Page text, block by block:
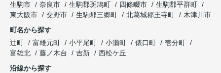
生駒市
奈良市 生駒郡斑鳩町 四條畷市
生駒郡平群町
東大阪市
交野市 生駒郡三郷町 北葛城郡王寺町
木津川市
町名から探す
辻町
富雄元町 小平尾町 小瀬町 俵口町
壱分町
富雄北
藤ノ木台 吉新
西松ケ丘
沿線から探す